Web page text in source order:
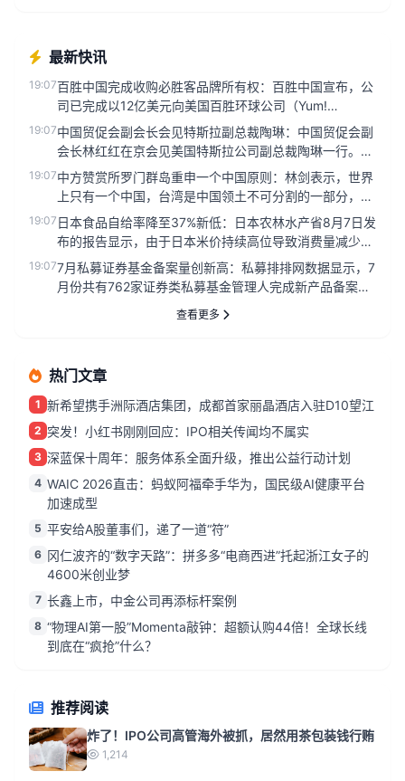
最新快讯
19:07百胜中国完成收购必胜客品牌所有权：百胜中国宣布，公
司已完成以12亿美元向美国百胜环球公司（Yum!
Brands）收购必...
19:07中国贸促会副会长会见特斯拉副总裁陶琳：中国贸促会副
会长林红红在京会见美国特斯拉公司副总裁陶琳一行。双
方围绕服务外资企业在...
19:07中方赞赏所罗门群岛重申一个中国原则：林剑表示，世界
上只有一个中国，台湾是中国领土不可分割的一部分，中
华人民共和国政府是代...
19:07 日本食品自给率降至37%新低：日本农林水产省8月7日发
布的报告显示，由于日本米价持续高位导致消费量减少，
2025年度（2...
19:077月私募证券基金备案量创新高：私募排排网数据显示，7
月份共有762家证券类私募基金管理人完成新产品备案，
查看更多
热门文章
1 新希望携手洲际酒店集团，成都首家丽晶酒店入驻D10望江
2 突发！小红书刚刚回应：IPO相关传闻均不属实
3 深蓝保十周年：服务体系全面升级，推出公益行动计划
4 WAIC 2026直击：蚂蚁阿福牵手华为，国民级AI健康平台
加速成型
5 平安给A股董事们，递了一道“符”
6 冈仁波齐的“数字天路”：拼多多“电商西进”托起浙江女子的
4600米创业梦
7 长鑫上市，中金公司再添标杆案例
8 “物理AI第一股”Momenta敲钟：超额认购44倍！全球长线
到底在“疯抢”什么？
推荐阅读
炸了！IPO公司高管海外被抓，居然用茶包装钱行贿
1,214